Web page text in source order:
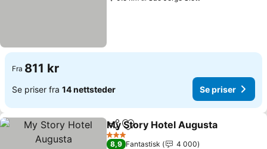
Fra 811 kr
Se priser fra 14 nettsteder Se priser
Del Legg til i favoritter
My Story Hotel Augusta
3 Stjerner
8,9 Fantastisk
4 000